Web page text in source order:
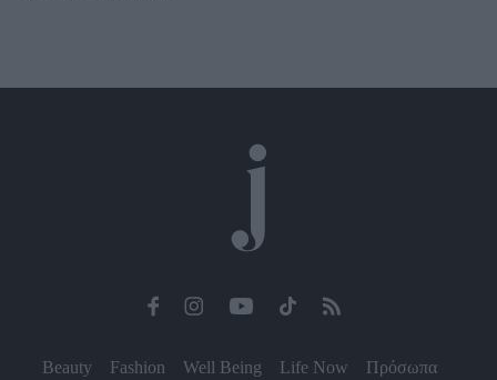
Beauty Fashion Well Being Life Now
Πρόσωπα